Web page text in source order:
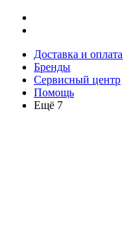
Доставка и оплата
Бренды
Сервисный центр
Помощь
Ещё 7